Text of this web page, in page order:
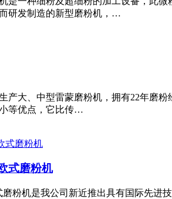
研发制造的新型磨粉机，…
产大、中型雷蒙磨粉机，拥有22年磨
等优点，它比传…
式磨粉机
粉机是我公司新近推出具有国际先进